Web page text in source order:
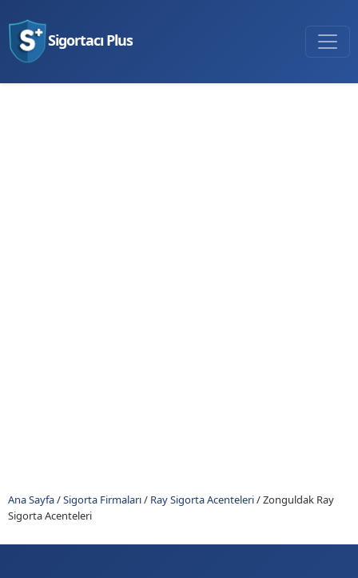
Sigortacı Plus
Ana Sayfa/Sigorta Firmaları/ Ray Sigorta Acenteleri/Zonguldak Ray
Sigorta Acenteleri